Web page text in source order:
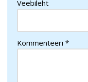
Veebileht
Kommenteeri *